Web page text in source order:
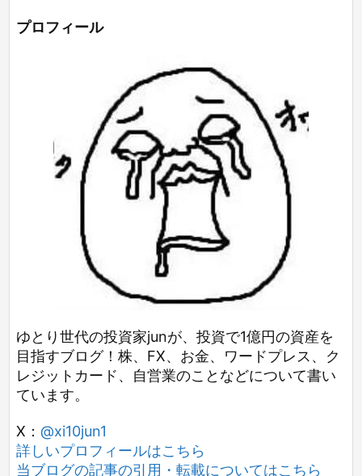
プロフィール
ゆとり世代の投資家junが、投資で1億円の資産を
目指すブログ！株、FX、お金、ワードプレス、ク
レジットカード、自営業のことなどについて書い
ています。
X： @xi10jun1
詳しいプロフィールはこちら
当ブログの記事の引用・転載についてはこちら